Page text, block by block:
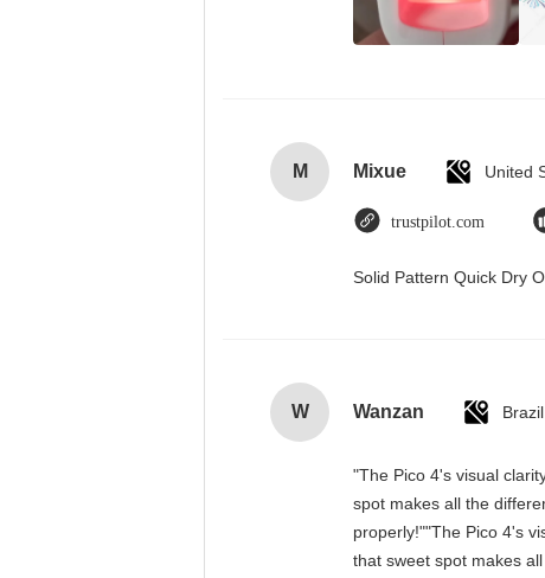
M Mixue United
trustpilot.com
Solid Pattern Quick Dry
W Wanzan Brazil
"The Pico 4's visual
spot makes all the
properly!""The Pico 4's
that sweet spot makes